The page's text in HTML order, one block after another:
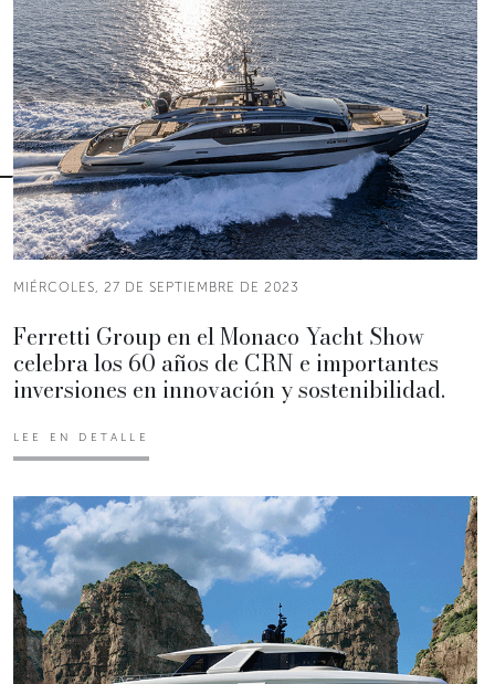
MIÉRCOLES, 27 DE SEPTIEMBRE DE 2023
Ferretti Group en el Monaco Yacht Show
celebra los 60 años de CRN e importantes
inversiones en innovación y sostenibilidad.
LEE EN DETALLE